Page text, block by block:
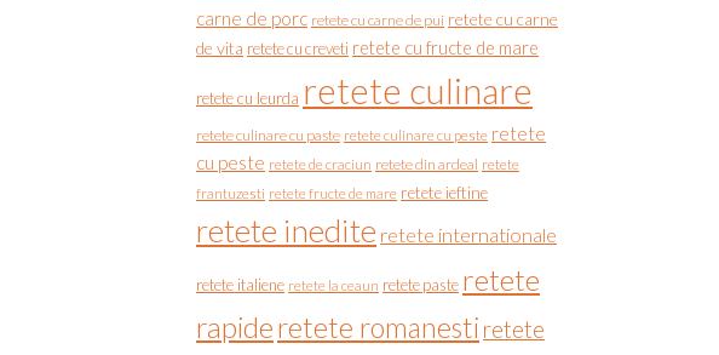
carne de porc retete cu carne de pui retete cu carne
de vita retete cu creveti retete cu fructe de mare
retete cu leurda retete culinare
retete culinare cu paste retete culinare cu peste retete
cu peste retete de craciun retete din ardeal retete
frantuzesti retete fructe de mare retete ieftine
retete inedite retete internationale
retete italiene retete la ceaun retete paste retete
rapideretete romanesti retete